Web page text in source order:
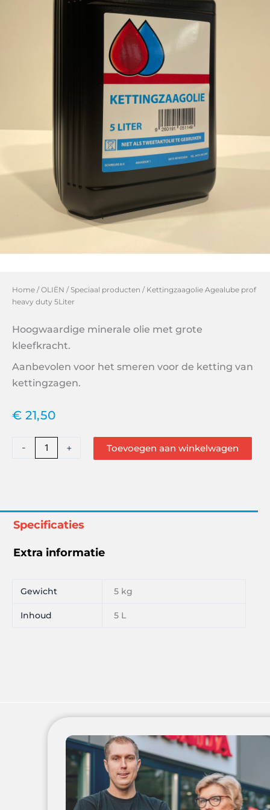
Home /OLIËN / Speciaal producten / Kettingzaagolie Agealube prof
heavy duty 5Liter
Hoogwaardige minerale olie met grote
kleefkracht.
Aanbevolen voor het smeren voor de ketting van
kettingzagen.
€ 21,50
-
Kettingzaagolie
Agealube
5Liter
aantal
+ Toevoegen aan winkelwagen
Specificaties
Extra informatie
Gewicht 5 kg
Inhoud 5 L